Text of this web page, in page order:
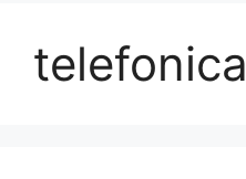
telefonica